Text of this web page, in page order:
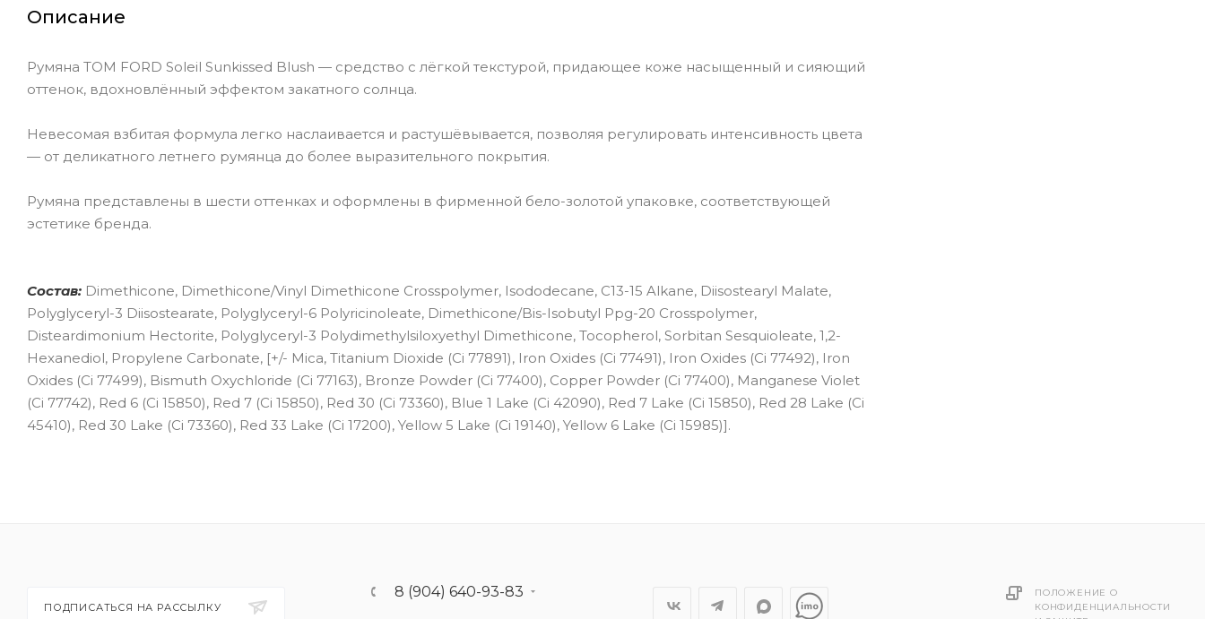
Описание
Румяна TOM FORD Soleil Sunkissed Blush — средство с лёгкой текстурой, придающее коже насыщенный и сияющий
оттенок, вдохновлённый эффектом закатного солнца.
Невесомая взбитая формула легко наслаивается и растушёвывается, позволяя регулировать интенсивность цвета
— от деликатного летнего румянца до более выразительного покрытия.
Румяна представлены в шести оттенках и оформлены в фирменной бело-золотой упаковке, соответствующей
эстетике бренда.
Состав: Dimethicone, Dimethicone/Vinyl Dimethicone Crosspolymer, Isododecane, C13-15 Alkane, Diisostearyl Malate,
Polyglyceryl-3 Diisostearate, Polyglyceryl-6 Polyricinoleate, Dimethicone/Bis-Isobutyl Ppg-20 Crosspolymer,
Disteardimonium Hectorite, Polyglyceryl-3 Polydimethylsiloxyethyl Dimethicone, Tocopherol, Sorbitan Sesquioleate, 1,2-
Hexanediol, Propylene Carbonate, [+/- Mica, Titanium Dioxide (Ci 77891), Iron Oxides (Ci 77491), Iron Oxides (Ci 77492), Iron
Oxides (Ci 77499), Bismuth Oxychloride (Ci 77163), Bronze Powder (Ci 77400), Copper Powder (Ci 77400), Manganese Violet
(Ci 77742), Red 6 (Ci 15850), Red 7 (Ci 15850), Red 30 (Ci 73360), Blue 1 Lake (Ci 42090), Red 7 Lake (Ci 15850), Red 28 Lake (Ci
45410), Red 30 Lake (Ci 73360), Red 33 Lake (Ci 17200), Yellow 5 Lake (Ci 19140), Yellow 6 Lake (Ci 15985)].
ПОДПИСАТЬСЯ НА РАССЫЛКУ
8 (904) 640-93-83
ПОЛОЖЕНИЕ О
КОНФИДЕНЦИАЛЬНОСТИ